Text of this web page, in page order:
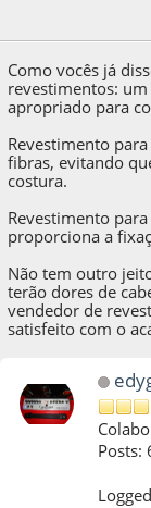
Como vocês já
revestimentos:
apropriado para
Revestimento
fibras, evitando
costura.
Revestimento
proporciona a
Não tem outro
terão dores de
vendedor de
satisfeito com o
Posts:
Logged